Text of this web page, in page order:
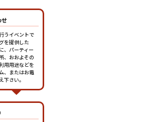
せ
うイベントで
を提供した
、パーティー
、おおよその
用用途などを
、またはお電
下さい。